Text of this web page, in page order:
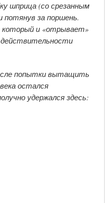
шприца (со срезанным
потянув за поршень.
который и «отрывает»
попытки вытащить
остался
удержался здесь: